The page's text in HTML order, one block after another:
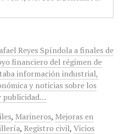
Reyes Spíndola a finales de
financiero del régimen de
información industrial,
y noticias sobre los
publicidad…
, Marineros, Mejoras en
, Registro civil, Vicios